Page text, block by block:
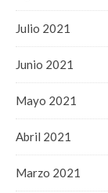
Julio 2021
Junio 2021
Mayo 2021
Abril 2021
Marzo 2021